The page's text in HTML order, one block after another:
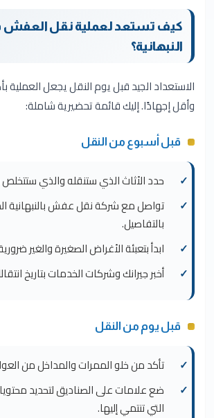
كيف تستعد لعملية نقل العفش
النبهانية؟
الاستعداد الجيد قبل يوم النقل يجعل العملية
وأقل إجهادًا. إليك قائمة تحضيرية شاملة:
قبل أسبوع من النقل
حدد الأثاث الذي ستنقله والذي ستتخلص
تواصل مع شركة نقل عفش بالنبهانية
بالتفاصيل.
ابدأ بتعبئة الأغراض الصغيرة والغير
أخبر جيرانك وشركات الخدمات بتاريخ
قبل يوم من النقل
تأكد من خلو الممرات والمداخل من
ضع علامات على الصناديق لتحديد
التي تنتمي إليها.